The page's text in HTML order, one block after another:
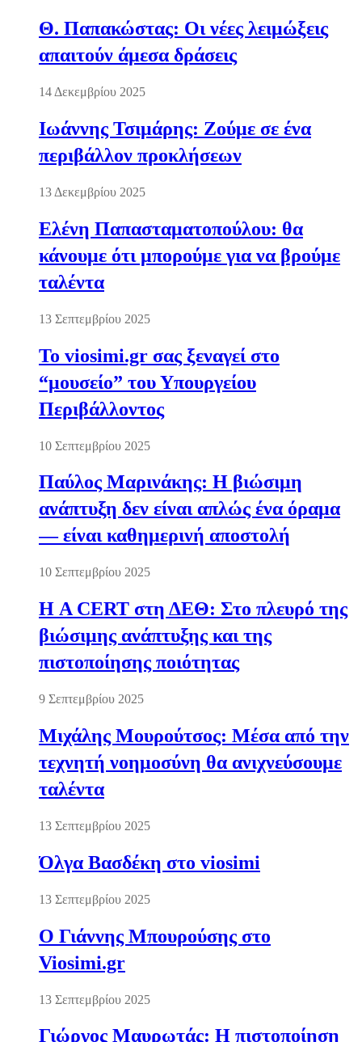
Θ. Παπακώστας: Οι νέες λειμώξεις
απαιτούν άμεσα δράσεις
14 Δεκεμβρίου 2025
Ιωάννης Τσιμάρης: Ζούμε σε ένα
περιβάλλον προκλήσεων
13 Δεκεμβρίου 2025
Ελένη Παπασταματοπούλου: θα
κάνουμε ότι μπορούμε για να βρούμε
ταλέντα
13 Σεπτεμβρίου 2025
Το viosimi.gr σας ξεναγεί στο
“μουσείο” του Υπουργείου
Περιβάλλοντος
10 Σεπτεμβρίου 2025
Παύλος Μαρινάκης: Η βιώσιμη
ανάπτυξη δεν είναι απλώς ένα όραμα
— είναι καθημερινή αποστολή
10 Σεπτεμβρίου 2025
Η A CERT στη ΔΕΘ: Στο πλευρό της
βιώσιμης ανάπτυξης και της
πιστοποίησης ποιότητας
9 Σεπτεμβρίου 2025
Μιχάλης Μουρούτσος: Μέσα από την
τεχνητή νοημοσύνη θα ανιχνεύσουμε
ταλέντα
13 Σεπτεμβρίου 2025
Όλγα Βασδέκη στο viosimi
13 Σεπτεμβρίου 2025
Ο Γιάννης Μπουρούσης στο
Viosimi.gr
13 Σεπτεμβρίου 2025
Γιώργος Μαυρωτάς: Η πιστοποίηση